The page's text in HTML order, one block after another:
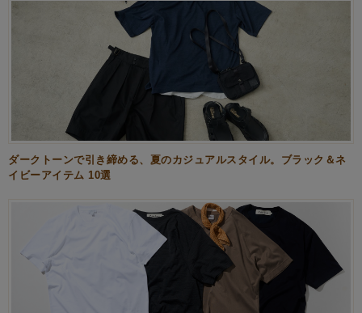
ダークトーンで引き締める、夏のカジュアルスタイル。ブラック＆ネ
イビーアイテム 10選